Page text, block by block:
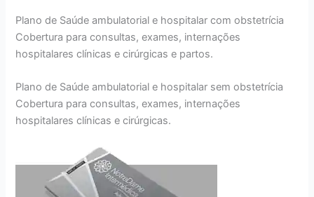
Plano de Saúde ambulatorial e hospitalar com obstetrícia
Cobertura para consultas, exames, internações
hospitalares clínicas e cirúrgicas e partos.
Plano de Saúde ambulatorial e hospitalar sem obstetrícia
Cobertura para consultas, exames, internações
hospitalares clínicas e cirúrgicas.